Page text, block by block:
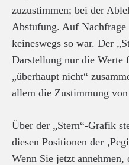
zuzustimmen; bei der
Abstufung. Auf Nachfrage
keineswegs so war. Der
Darstellung nur die Werte
„überhaupt nicht“
allem die Zustimmung von
Über der „Stern“-Grafik
diesen Positionen der
Wenn Sie jetzt annehmen,